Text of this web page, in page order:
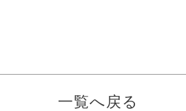
一覧へ戻る